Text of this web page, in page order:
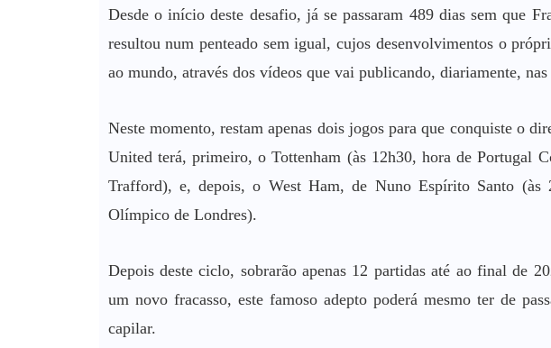
Desde o início deste desafio, já se passaram 489 dias sem que
resultou num penteado sem igual, cujos desenvolvimentos o
ao mundo, através dos vídeos que vai publicando, diariamente, nas
Neste momento, restam apenas dois jogos para que conquiste o
United terá, primeiro, o Tottenham (às 12h30, hora de Portugal
Trafford), e, depois, o West Ham, de Nuno Espírito Santo (às
Olímpico de Londres).
Depois deste ciclo, sobrarão apenas 12 partidas até ao final de
um novo fracasso, este famoso adepto poderá mesmo ter de
capilar.